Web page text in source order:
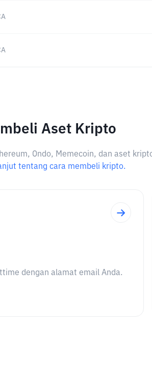
Aset Kripto
Ondo, Memecoin, dan aset
tentang cara membeli kripto.
dengan alamat email Anda.